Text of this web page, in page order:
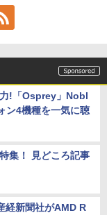
!「Osprey」Nobl
ン4機種を一気に聴
集！ 見どころ記事
経新聞社がAMD R